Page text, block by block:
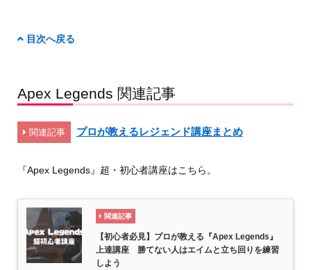
目次へ戻る
Apex Legends 関連記事
関連記事 プロが教えるレジェンド講座まとめ
『Apex Legends』超・初心者講座はこちら。
関連記事
【初心者必見】プロが教える『Apex Legends』
上達講座 勝てない人はエイムと立ち回りを練習
しよう